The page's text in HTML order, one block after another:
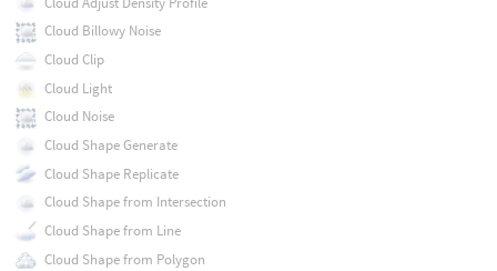
Cloud Billowy Noise
Cloud Clip
Cloud Light
Cloud Noise
Cloud Shape Generate
Cloud Shape Replicate
Cloud Shape from Intersection
Cloud Shape from Line
Cloud Shape from Polygon